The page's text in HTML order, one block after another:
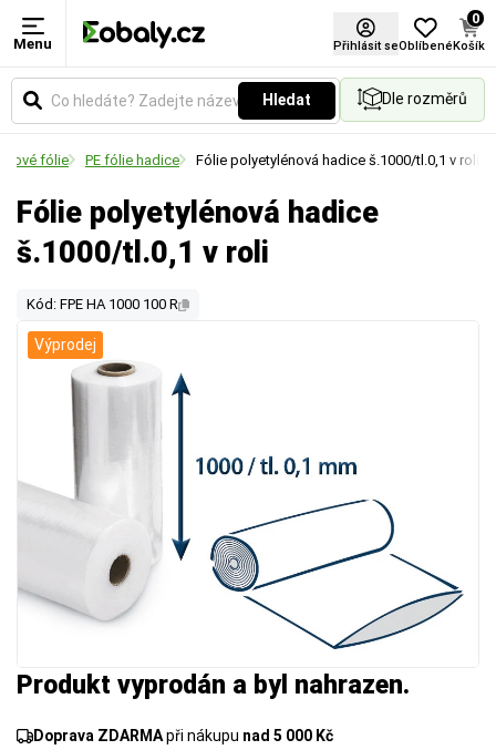
Menu Přihlásit seOblíbené
0
Košík
Hledat Dle rozměrů
fólie PE fólie hadice Fólie polyetylénová hadice š.1000/tl.0,1 v roli
Fólie polyetylénová hadice
š.1000/tl.0,1 v roli
Kód: FPE HA 1000 100 R
Produkt vyprodán a byl nahrazen.
Doprava ZDARMApři nákupu nad 5 000 Kč
Výprodej